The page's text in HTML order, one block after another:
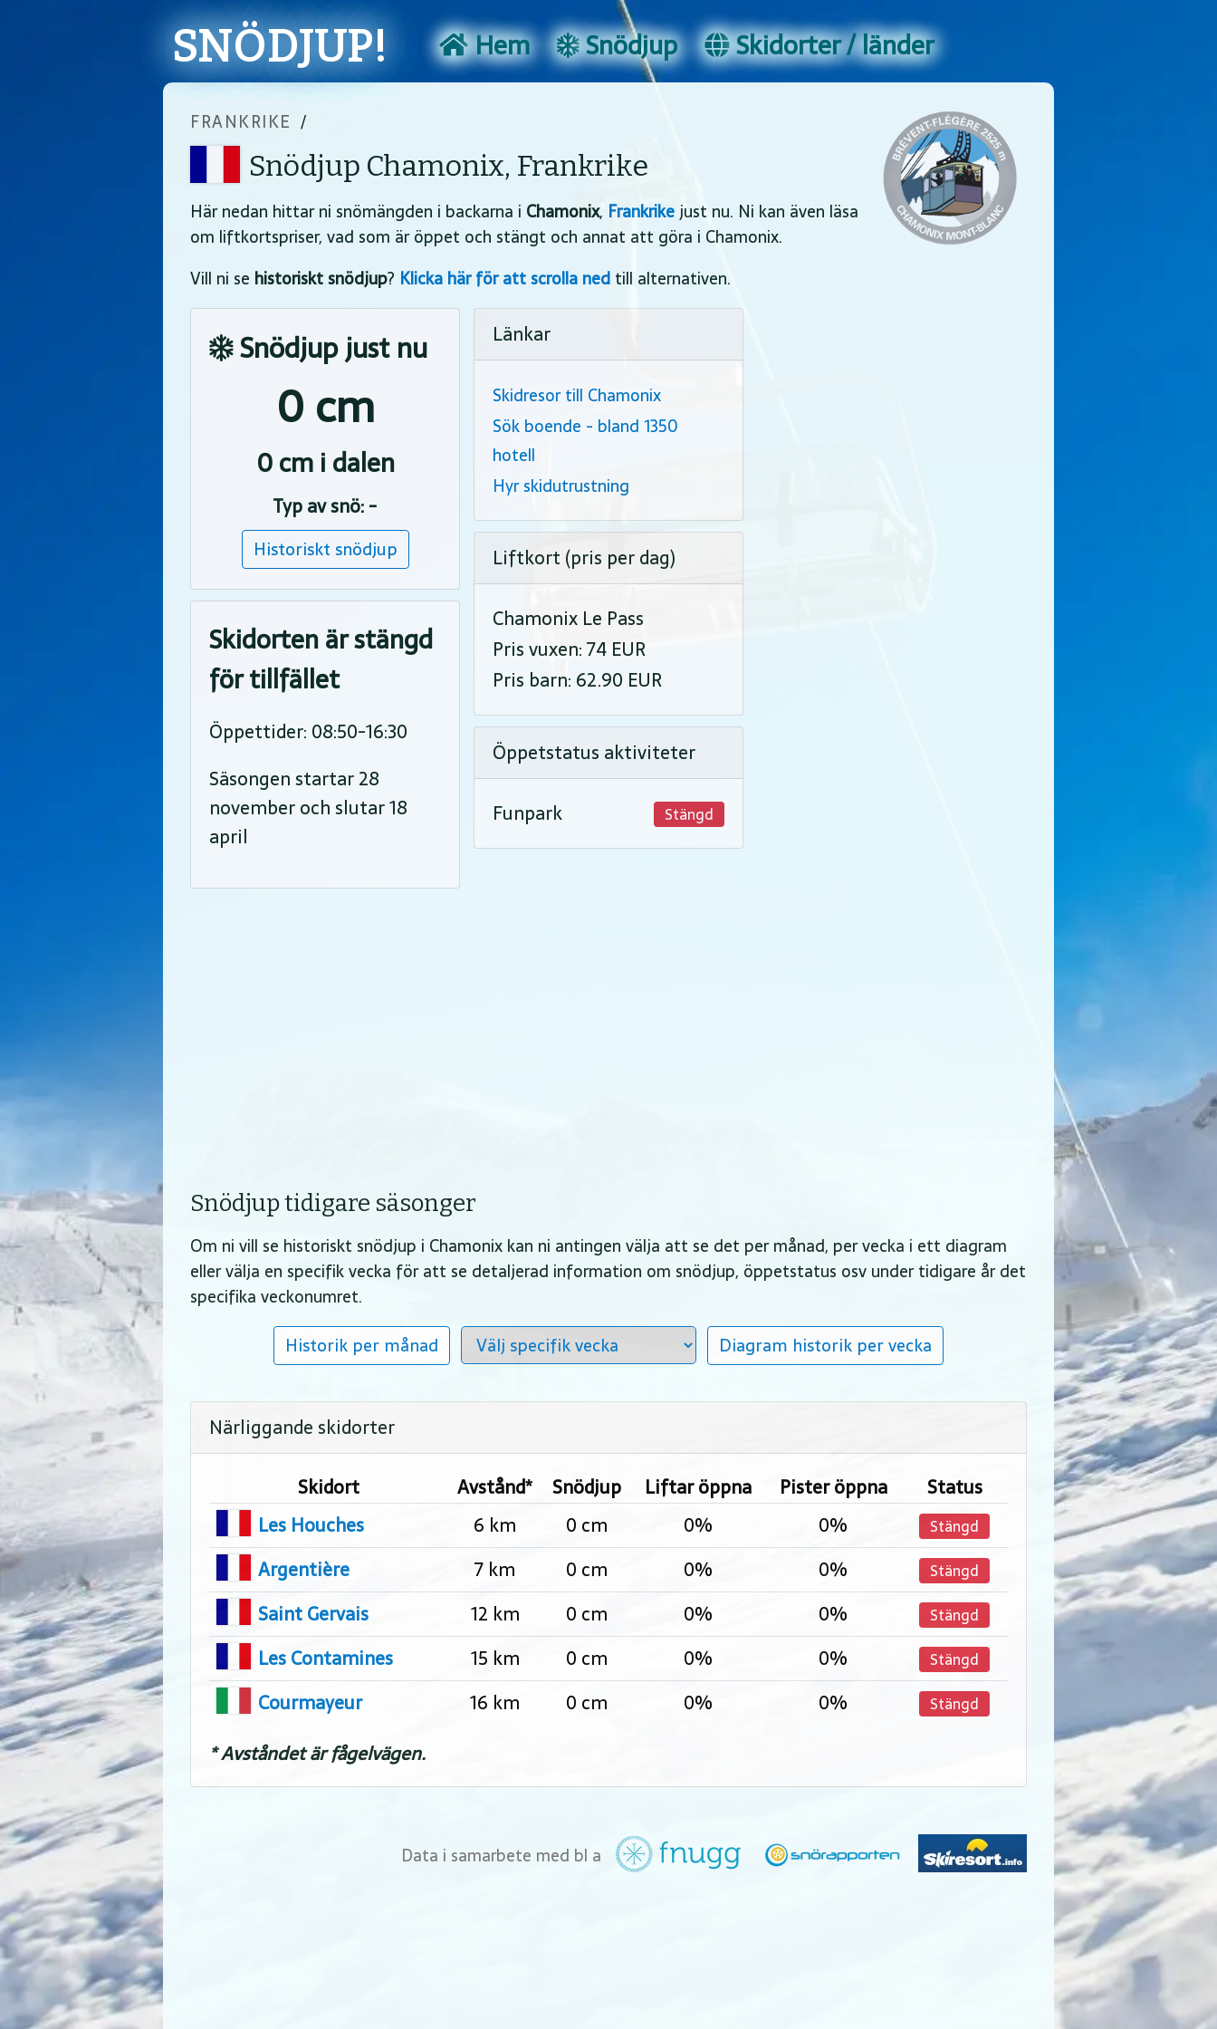
SNÖDJUP! Hem Snödjup Skidorter / länder
FRANKRIKE /
Snödjup Chamonix, Frankrike
Här nedan hittar ni snömängden i backarna i Chamonix, Frankrikejust nu. Ni kan även läsa
om liftkortspriser, vad som är öppet och stängt och annat att göra i Chamonix.
Vill ni se historiskt snödjup? Klicka här för att scrolla ned till alternativen.
Snödjup just nu
0 cm
0 cm i dalen
Typ av snö: -
Historiskt snödjup
Skidorten är stängd
för tillfället
Öppettider: 08:50-16:30
Säsongen startar 28
november och slutar 18
april
Länkar
Skidresor till Chamonix
Sök boende - bland 1350
hotell
Hyr skidutrustning
Liftkort (pris per dag)
Chamonix Le Pass
Pris vuxen: 74 EUR
Pris barn: 62.90 EUR
Öppetstatus aktiviteter
Funpark Stängd
Snödjup tidigare säsonger
Om ni vill se historiskt snödjup i Chamonix kan ni antingen välja att se det per månad, per vecka i ett diagram
eller välja en specifik vecka för att se detaljerad information om snödjup, öppetstatus osv under tidigare år det
specifika veckonumret.
Historik per månad Diagram historik per vecka
Närliggande skidorter
Skidort Avstånd* Snödjup Liftar öppna Pister öppna
Status
Les Houches
6 km 0 cm 0% 0% Stängd
Argentière 7 km 0 cm 0% 0% Stängd
Saint Gervais 12 km 0 cm 0% 0% Stängd
Les Contamines 15 km 0 cm 0% 0% Stängd
Courmayeur 16 km 0 cm 0% 0% Stängd
* Avståndet är fågelvägen.
Data i samarbete med bl a